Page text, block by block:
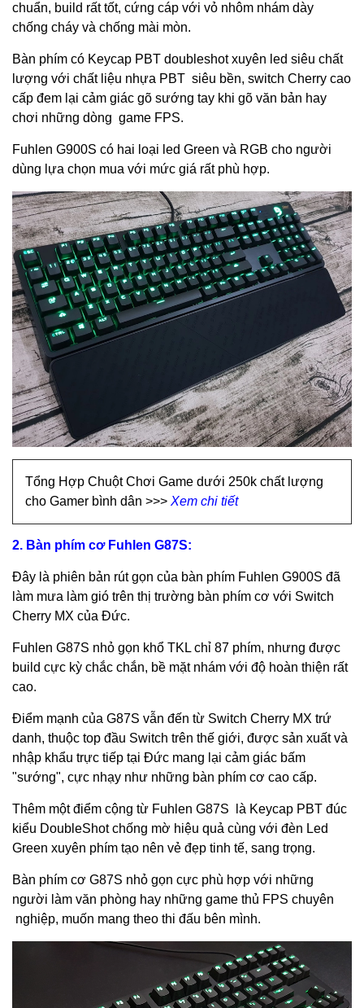
chuẩn, build rất tốt, cứng cáp với vỏ nhôm nhám dày
chống cháy và chống mài mòn.
Bàn phím có Keycap PBT doubleshot xuyên led siêu chất
lượng với chất liệu nhựa PBT siêu bền, switch Cherry cao
cấp đem lại cảm giác gõ sướng tay khi gõ văn bản hay
chơi những dòng game FPS.
Fuhlen G900S có hai loại led Green và RGB cho người
dùng lựa chọn mua với mức giá rất phù hợp.
Tổng Hợp Chuột Chơi Game dưới 250k chất lượng
cho Gamer bình dân >>> Xem chi tiết
2. Bàn phím cơ Fuhlen G87S:
Đây là phiên bản rút gọn của bàn phím Fuhlen G900S đã
làm mưa làm gió trên thị trường bàn phím cơ với Switch
Cherry MX của Đức.
Fuhlen G87S nhỏ gọn khổ TKL chỉ 87 phím, nhưng được
build cực kỳ chắc chắn, bề mặt nhám với độ hoàn thiện rất
cao.
Điểm mạnh của G87S vẫn đến từ Switch Cherry MX trứ
danh, thuộc top đầu Switch trên thế giới, được sản xuất và
nhập khẩu trực tiếp tại Đức mang lại cảm giác bấm
"sướng", cực nhạy như những bàn phím cơ cao cấp.
Thêm một điểm cộng từ Fuhlen G87S là Keycap PBT đúc
kiểu DoubleShot chống mờ hiệu quả cùng với đèn Led
Green xuyên phím tạo nên vẻ đẹp tinh tế, sang trọng.
Bàn phím cơ G87S nhỏ gọn cực phù hợp với những
người làm văn phòng hay những game thủ FPS chuyên
nghiệp, muốn mang theo thi đấu bên mình.